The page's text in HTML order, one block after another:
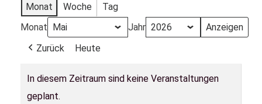
Monat Woche
Tag
Monat
Jahr
Zurück
Heute
In diesem Zeitraum sind keine Veranstaltungen
geplant.